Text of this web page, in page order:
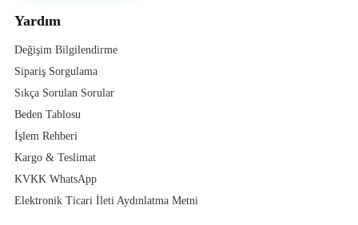
Yardım
Değişim Bilgilendirme
Sipariş Sorgulama
Sıkça Sorulan Sorular
Beden Tablosu
İşlem Rehberi
Kargo & Teslimat
KVKK WhatsApp
Elektronik Ticari İleti Aydınlatma Metni